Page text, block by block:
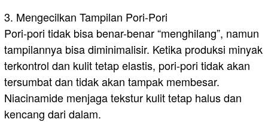
​3. Mengecilkan Tampilan Pori-Pori
Pori-pori tidak bisa benar-benar “menghilang”, namun
tampilannya bisa diminimalisir. Ketika produksi minyak
terkontrol dan kulit tetap elastis, pori-pori tidak akan
tersumbat dan tidak akan tampak membesar.
Niacinamide menjaga tekstur kulit tetap halus dan
kencang dari dalam.